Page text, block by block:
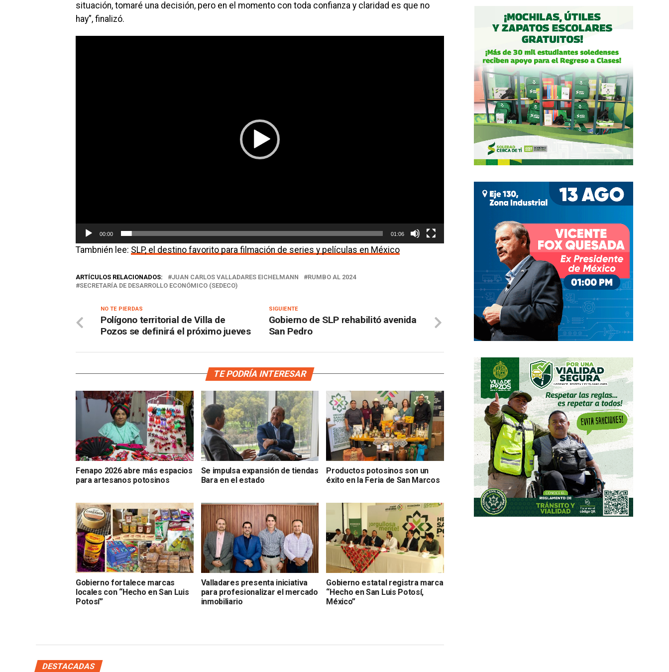
situación, tomaré una decisión, pero en el momento con toda confianza y claridad es que no
hay”, finalizó.
00:00 01:06
Tambnién lee: SLP, el destino favorito para filmación de series y películas en México
ARTÍCULOS RELACIONADOS: JUAN CARLOS VALLADARES EICHELMANN
RUMBO AL 2024
SECRETARÍA DE DESARROLLO ECONÓMICO (SEDECO)
SIGUIENTE
Gobierno de SLP rehabilitó avenida
San Pedro
NO TE PIERDAS
Polígono territorial de Villa de
Pozos se definirá el próximo jueves
TE PODRÍA INTERESAR
Fenapo 2026 abre más espacios
para artesanos potosinos
Se impulsa expansión de tiendas
Bara en el estado
Productos potosinos son un
éxito en la Feria de San Marcos
Gobierno fortalece marcas
locales con “Hecho en San Luis
Potosí”
Valladares presenta iniciativa
para profesionalizar el mercado
inmobiliario
Gobierno estatal registra marca
“Hecho en San Luis Potosí,
México”
DESTACADAS